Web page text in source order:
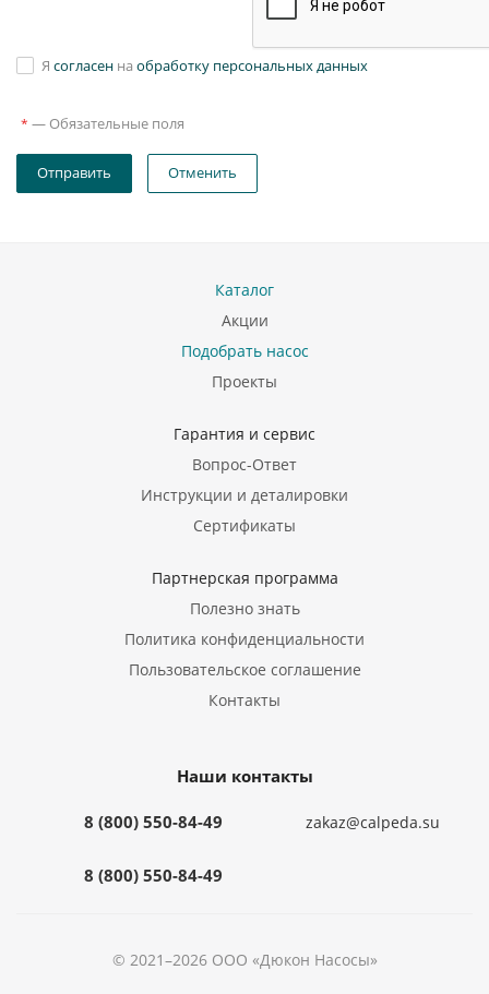
Я согласен на обработку персональных данных
* — Обязательные поля
Отправить Отменить
Каталог
Акции
Подобрать насос
Проекты
Гарантия и сервис
Вопрос-Ответ
Инструкции и деталировки
Сертификаты
Партнерская программа
Полезно знать
Политика конфиденциальности
Пользовательское соглашение
Контакты
Наши контакты
8 (800) 550-84-49
8 (800) 550-84-49
zakaz@calpeda.su
© 2021–2026 ООО «Дюкон Насосы»